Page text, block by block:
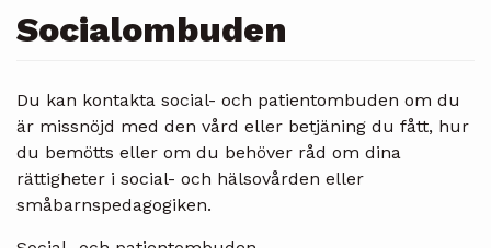
Socialombuden
Du kan kontakta social- och patientombuden om du
är missnöjd med den vård eller betjäning du fått, hur
du bemötts eller om du behöver råd om dina
rättigheter i social- och hälsovården eller
småbarnspedagogiken.